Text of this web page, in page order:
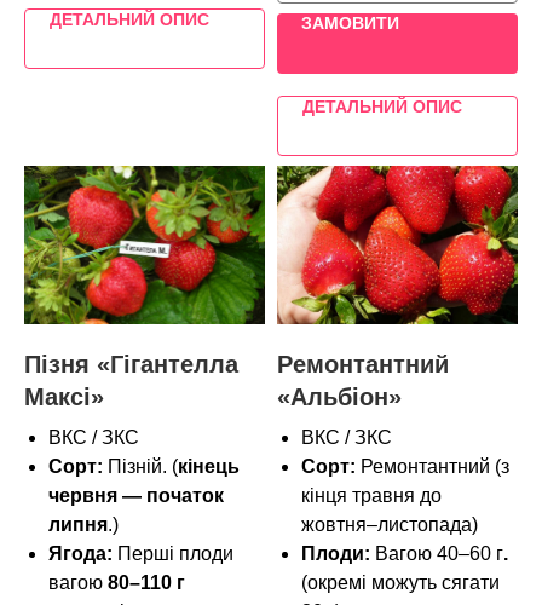
ДЕТАЛЬНИЙ ОПИС ЗАМОВИТИ
ДЕТАЛЬНИЙ ОПИС
Пізня «Гігантелла
Максі»
ВКС / ЗКС
Сорт: Пізній. (кінець
червня — початок
липня.)
Ягода: Перші плоди
вагою 80–110 г
Ремонтантний
«Альбіон»
ВКС / ЗКС
Сорт: Ремонтантний (з
кінця травня до
жовтня–листопада)
Плоди: Вагою 40–60 г.
(окремі можуть сягати